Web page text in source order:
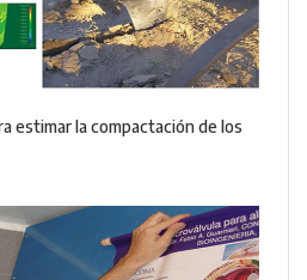
estimar la compactación de los